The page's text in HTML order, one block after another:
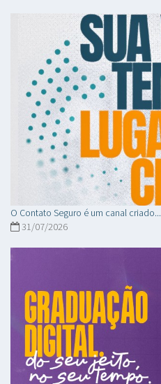
O Contato Seguro é um canal criado...
31/07/2026